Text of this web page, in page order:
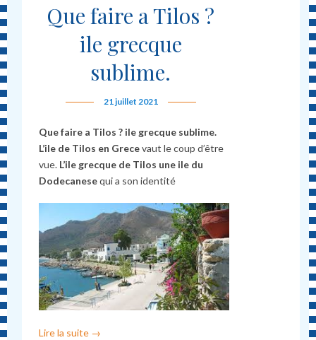
Que faire a Tilos ?
ile grecque
sublime.
21 juillet 2021
Que faire a Tilos ? ile grecque sublime.
L’ile de Tilos en Grecevaut le coup d’être
vue. L’ile grecque de Tilos une ile du
Dodecanesequi a son identité
Lire la suite →